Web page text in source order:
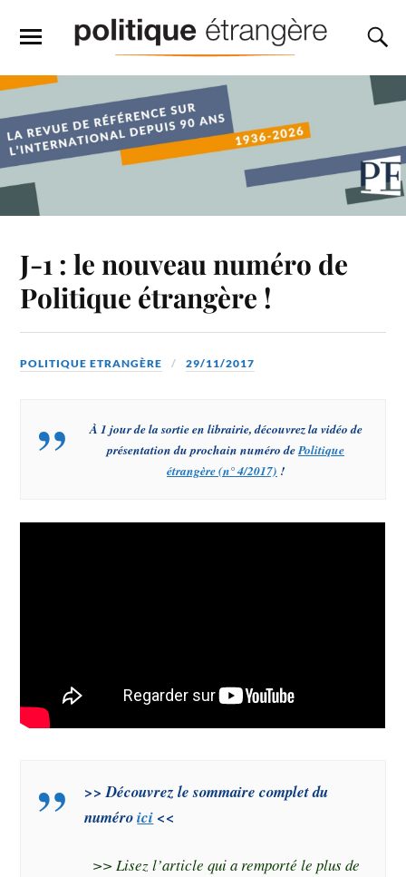
J-1 : le nouveau numéro de
Politique étrangère !
POLITIQUE ETRANGÈRE 29/11/2017
À 1 jour de la sortie en librairie, découvrez la vidéo de
présentation du prochain numéro dePolitique
étrangère(n° 4/2017) !
>> Découvrez le sommaire complet du
numéroici <<
>> Lisez l’article qui a remporté le plus de